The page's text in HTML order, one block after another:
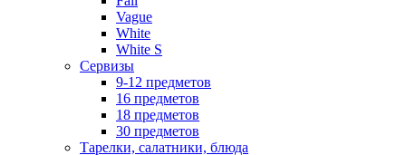
Vague
White
White S
Сервизы
9-12 предметов
16 предметов
18 предметов
30 предметов
Тарелки, салатники, блюда